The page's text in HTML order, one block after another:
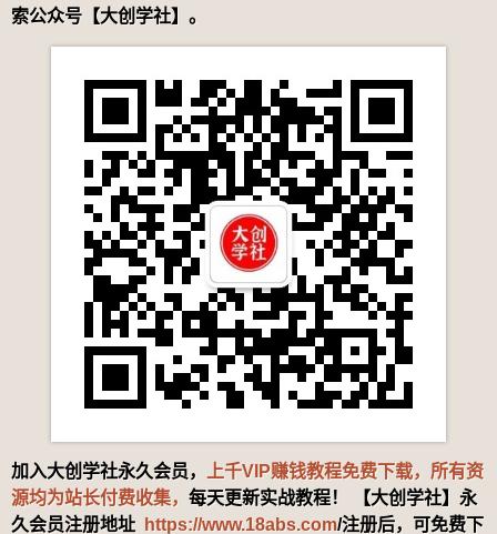
索公众号【大创学社】。
加入大创学社永久会员，
上千VIP赚钱教程免费下载，所有资
源均为站长付费收集， 每天更新实战教程！ 【大创学社】永
久会员注册地址
https://www.18abs.com/注册后，可免费下